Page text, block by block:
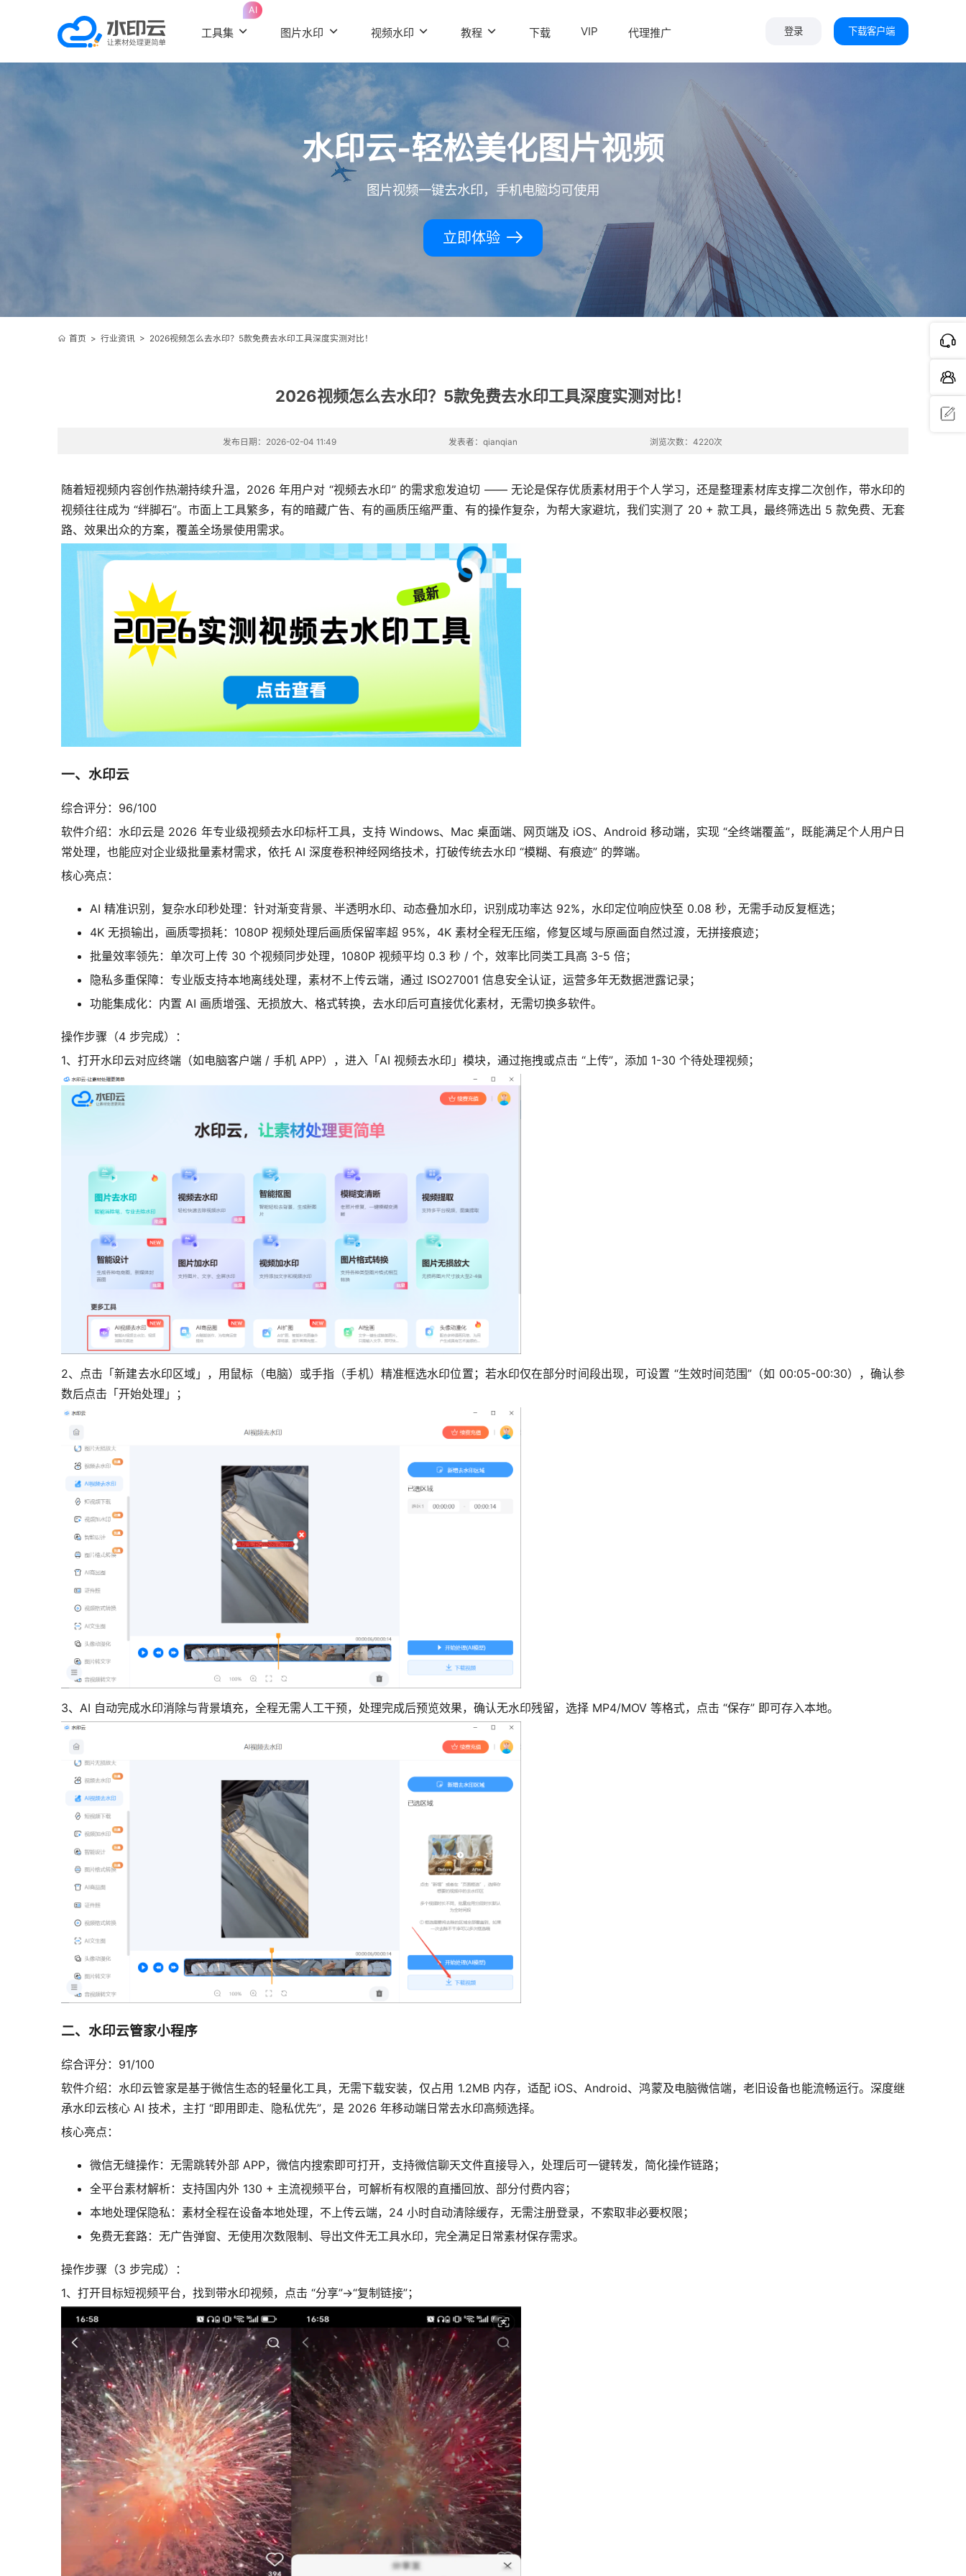
工具集
AI
图片水印 视频水印 教程 下载 VIP 代理推广 登录 下载客户端
水印云-轻松美化图片视频
图片视频一键去水印，手机电脑均可使用
立即体验
首页 > 行业资讯> 2026视频怎么去水印？5款免费去水印工具深度实测对比！
2026视频怎么去水印？5款免费去水印工具深度实测对比！
发布日期：2026-02-04 11:49 发表者：qianqian 浏览次数：4220次
随着短视频内容创作热潮持续升温，2026 年用户对 “视频去水印” 的需求愈发迫切 —— 无论是保存优质素材用于个人学习，还是整理素材库支撑二次创作，带水印的
视频往往成为 “绊脚石”。市面上工具繁多，有的暗藏广告、有的画质压缩严重、有的操作复杂，为帮大家避坑，我们实测了 20 + 款工具，最终筛选出 5 款免费、无套
路、效果出众的方案，覆盖全场景使用需求。
一、水印云
综合评分：96/100
软件介绍：水印云是 2026 年专业级视频去水印标杆工具，支持 Windows、Mac 桌面端、网页端及 iOS、Android 移动端，实现 “全终端覆盖”，既能满足个人用户日
常处理，也能应对企业级批量素材需求，依托 AI 深度卷积神经网络技术，打破传统去水印 “模糊、有痕迹” 的弊端。
核心亮点：
AI 精准识别，复杂水印秒处理：针对渐变背景、半透明水印、动态叠加水印，识别成功率达 92%，水印定位响应快至 0.08 秒，无需手动反复框选；
4K 无损输出，画质零损耗：1080P 视频处理后画质保留率超 95%，4K 素材全程无压缩，修复区域与原画面自然过渡，无拼接痕迹；
批量效率领先：单次可上传 30 个视频同步处理，1080P 视频平均 0.3 秒 / 个，效率比同类工具高 3-5 倍；
隐私多重保障：专业版支持本地离线处理，素材不上传云端，通过 ISO27001 信息安全认证，运营多年无数据泄露记录；
功能集成化：内置 AI 画质增强、无损放大、格式转换，去水印后可直接优化素材，无需切换多软件。
操作步骤（4 步完成）：
1、打开水印云对应终端（如电脑客户端 / 手机 APP），进入「AI 视频去水印」模块，通过拖拽或点击 “上传”，添加 1-30 个待处理视频；
2、点击「新建去水印区域」，用鼠标（电脑）或手指（手机）精准框选水印位置；若水印仅在部分时间段出现，可设置 “生效时间范围”（如 00:05-00:30）， 确认参
数后点击「开始处理」
；
3、AI 自动完成水印消除与背景填充，全程无需人工干预，处理完成后预览效果，确认无水印残留，选择 MP4/MOV 等格式，点击 “保存” 即可存入本地。
二、水印云管家小程序
综合评分：91/100
软件介绍：水印云管家是基于微信生态的轻量化工具，无需下载安装，仅占用 1.2MB 内存，适配 iOS、Android、鸿蒙及电脑微信端，老旧设备也能流畅运行。深度继
承水印云核心 AI 技术，主打 “即用即走、隐私优先”，是 2026 年移动端日常去水印高频选择。
核心亮点：
微信无缝操作：无需跳转外部 APP，微信内搜索即可打开，支持微信聊天文件直接导入，处理后可一键转发，简化操作链路；
全平台素材解析：支持国内外 130 + 主流视频平台，可解析有权限的直播回放、部分付费内容；
本地处理保隐私：素材全程在设备本地处理，不上传云端，24 小时自动清除缓存，无需注册登录，不索取非必要权限；
免费无套路：无广告弹窗、无使用次数限制、导出文件无工具水印，完全满足日常素材保存需求。
操作步骤（3 步完成）：
1、打开目标短视频平台，找到带水印视频，点击 “分享”→“复制链接”；